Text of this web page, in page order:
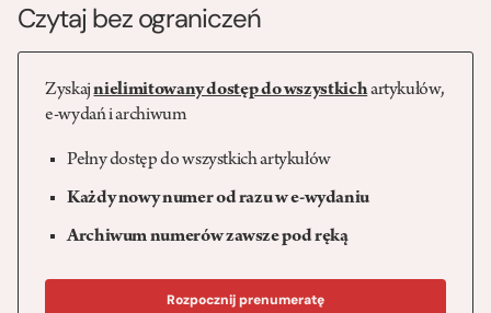
Czytaj bez ograniczeń
Zyskajnielimitowany dostęp do wszystkichartykułów,
e-wydań i archiwum
Pełny dostęp do wszystkich artykułów
Każdy nowy numer od razu w e-wydaniu
Archiwum numerów zawsze pod ręką
Rozpocznij prenumeratę